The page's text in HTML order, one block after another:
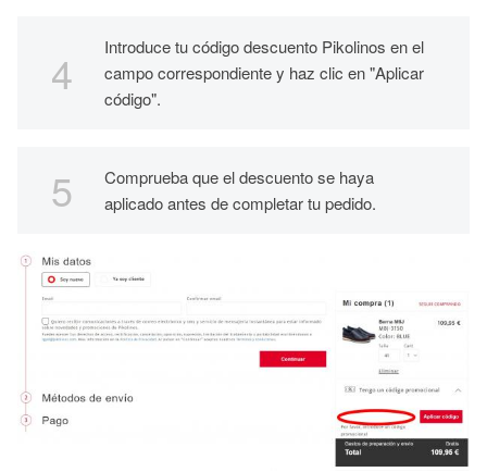
Introduce tu código descuento Pikolinos en el
campo correspondiente y haz clic en "Aplicar
código".
Comprueba que el descuento se haya
aplicado antes de completar tu pedido.